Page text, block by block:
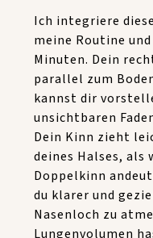
Ich integriere
meine Routine
Minuten. Dein
parallel zum
kannst dir
unsichtbaren
Dein Kinn zieht
deines Halses, als
Doppelkinn
du klarer und
Nasenloch zu
Lungenvolumen